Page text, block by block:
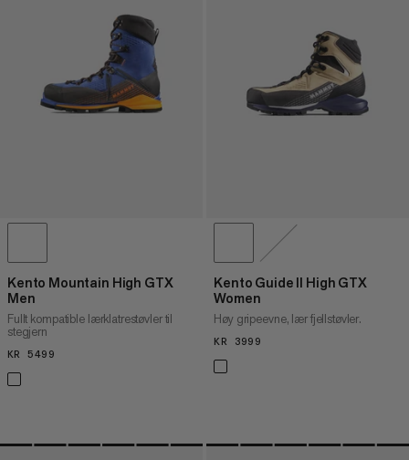
Kento Mountain High GTX
Men
Fullt kompatible lærklatrestøvler til
stegjern
KR 5499
Kento Guide II High GTX
Women
Høy gripeevne, lær fjellstøvler.
KR 3999